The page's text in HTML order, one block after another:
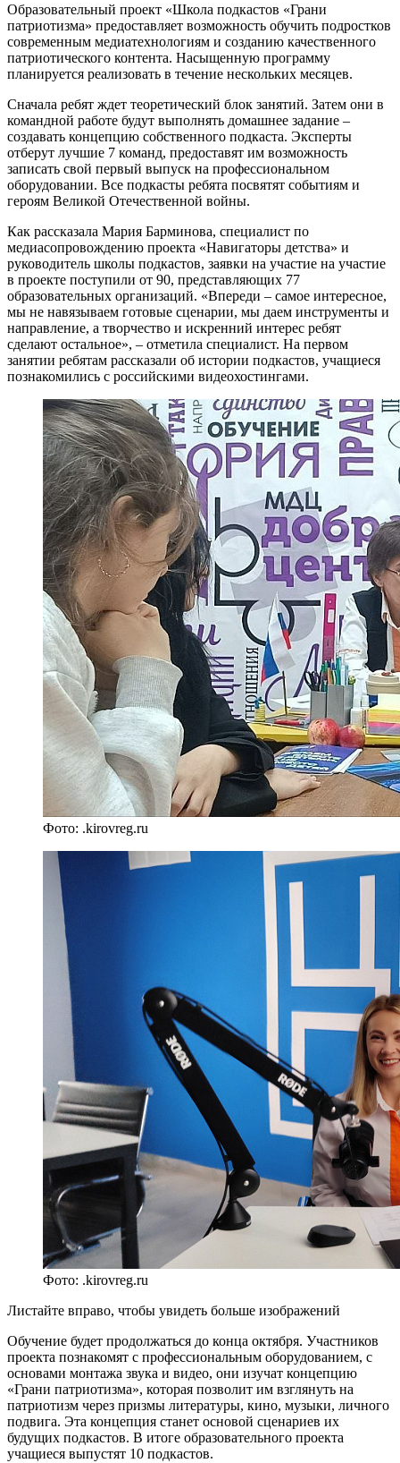
Образовательный проект «Школа подкастов «Грани
патриотизма» предоставляет возможность обучить подростков
современным медиатехнологиям и созданию качественного
патриотического контента. Насыщенную программу
планируется реализовать в течение нескольких месяцев.
Сначала ребят ждет теоретический блок занятий. Затем они в
командной работе будут выполнять домашнее задание –
создавать концепцию собственного подкаста. Эксперты
отберут лучшие 7 команд, предоставят им возможность
записать свой первый выпуск на профессиональном
оборудовании. Все подкасты ребята посвятят событиям и
героям Великой Отечественной войны.
Как рассказала Мария Барминова, специалист по
медиасопровождению проекта «Навигаторы детства» и
руководитель школы подкастов, заявки на участие на участие
в проекте поступили от 90, представляющих 77
образовательных организаций. «Впереди – самое интересное,
мы не навязываем готовые сценарии, мы даем инструменты и
направление, а творчество и искренний интерес ребят
сделают остальное», – отметила специалист. На первом
занятии ребятам рассказали об истории подкастов, учащиеся
познакомились с российскими видеохостингами.
Фото: .kirovreg.ru
Фото: .kirovreg.ru
Листайте вправо, чтобы увидеть больше изображений
Обучение будет продолжаться до конца октября. Участников
проекта познакомят с профессиональным оборудованием, с
основами монтажа звука и видео, они изучат концепцию
«Грани патриотизма», которая позволит им взглянуть на
патриотизм через призмы литературы, кино, музыки, личного
подвига. Эта концепция станет основой сценариев их
будущих подкастов. В итоге образовательного проекта
учащиеся выпустят 10 подкастов.